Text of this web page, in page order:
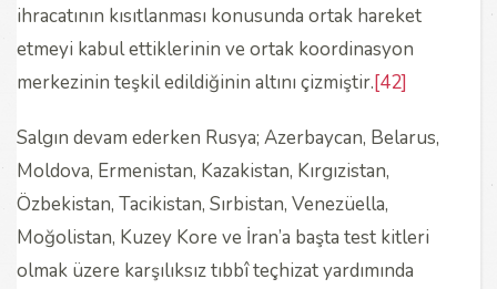
ihracatının kısıtlanması konusunda ortak hareket
etmeyi kabul ettiklerinin ve ortak koordinasyon
merkezinin teşkil edildiğinin altını çizmiştir.[42]
Salgın devam ederken Rusya; Azerbaycan, Belarus,
Moldova, Ermenistan, Kazakistan, Kırgızistan,
Özbekistan, Tacikistan, Sırbistan, Venezüella,
Moğolistan, Kuzey Kore ve İran’a başta test kitleri
olmak üzere karşılıksız tıbbî teçhizat yardımında